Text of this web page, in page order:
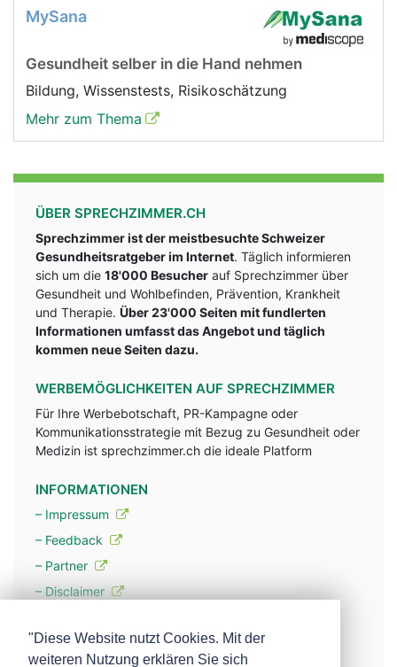
MySana
Gesundheit selber in die Hand nehmen
Bildung, Wissenstests, Risikoschätzung
Mehr zum Thema
ÜBER SPRECHZIMMER.CH
Sprechzimmer ist der meistbesuchte Schweizer
Gesundheitsratgeber im Internet. Täglich informieren
sich um die 18'000 Besucher auf Sprechzimmer über
Gesundheit und Wohlbefinden, Prävention, Krankheit
und Therapie. Über 23'000 Seiten mit fundlerten
Informationen umfasst das Angebot und täglich
kommen neue Seiten dazu.
WERBEMÖGLICHKEITEN AUF SPRECHZIMMER
Für Ihre Werbebotschaft, PR-Kampagne oder
Kommunikationsstrategie mit Bezug zu Gesundheit oder
Medizin ist sprechzimmer.ch die ideale Platform
INFORMATIONEN
– Impressum
– Feedback
– Partner
– Disclaimer
– Werbung
"Diese Website nutzt Cookies. Mit der
weiteren Nutzung erklären Sie sich